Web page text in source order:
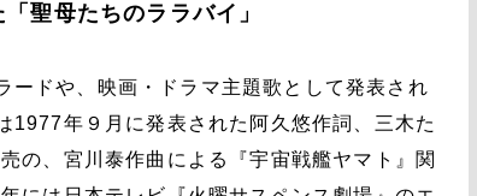
聖母たちのララバイ」
ードや、映画・ドラマ主題歌として発表され
1977年９月に発表された阿久悠作詞、三木た
の、宮川泰作曲による『宇宙戦艦ヤマト』関